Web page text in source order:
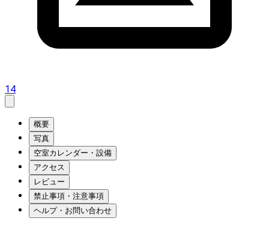
14
概要
写真
空室カレンダー・設備
アクセス
レビュー
禁止事項・注意事項
ヘルプ・お問い合わせ